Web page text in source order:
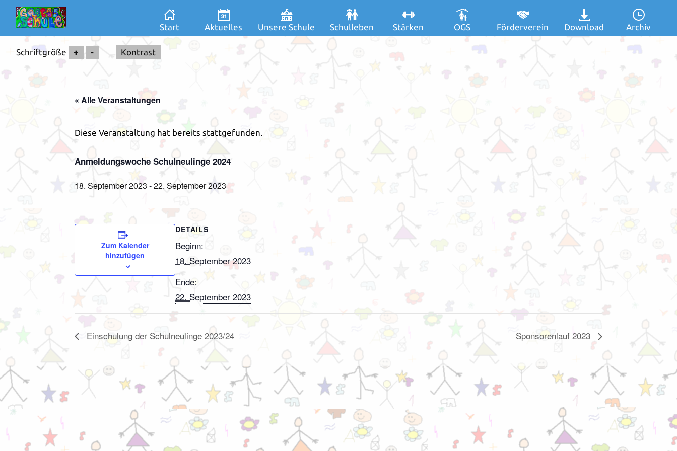
Start Aktuelles Unsere Schule Schulleben Stärken OGS Förderverein Download Archiv
Schriftgröße + - Kontrast
« Alle Veranstaltungen
Diese Veranstaltung hat bereits stattgefunden.
Anmeldungswoche Schulneulinge 2024
18. September 2023 -22. September 2023
Zum Kalender
hinzufügen
DETAILS
Beginn:
18. September 2023
Ende:
22. September 2023
Einschulung der Schulneulinge 2023/24 Sponsorenlauf 2023